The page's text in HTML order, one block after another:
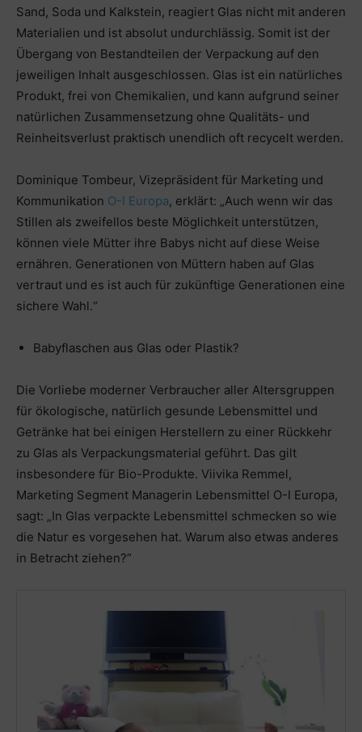
Sand, Soda und Kalkstein, reagiert Glas nicht mit anderen
Materialien und ist absolut undurchlässig. Somit ist der
Übergang von Bestandteilen der Verpackung auf den
jeweiligen Inhalt ausgeschlossen. Glas ist ein natürliches
Produkt, frei von Chemikalien, und kann aufgrund seiner
natürlichen Zusammensetzung ohne Qualitäts- und
Reinheitsverlust praktisch unendlich oft recycelt werden.
Dominique Tombeur, Vizepräsident für Marketing und
Kommunikation O-I Europa, erklärt: „Auch wenn wir das
Stillen als zweifellos beste Möglichkeit unterstützen,
können viele Mütter ihre Babys nicht auf diese Weise
ernähren. Generationen von Müttern haben auf Glas
vertraut und es ist auch für zukünftige Generationen eine
sichere Wahl.“
Babyflaschen aus Glas oder Plastik?
Die Vorliebe moderner Verbraucher aller Altersgruppen
für ökologische, natürlich gesunde Lebensmittel und
Getränke hat bei einigen Herstellern zu einer Rückkehr
zu Glas als Verpackungsmaterial geführt. Das gilt
insbesondere für Bio-Produkte. Viivika Remmel,
Marketing Segment Managerin Lebensmittel O-I Europa,
sagt: „In Glas verpackte Lebensmittel schmecken so wie
die Natur es vorgesehen hat. Warum also etwas anderes
in Betracht ziehen?”